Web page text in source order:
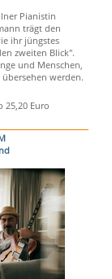
Pianistin
trägt den
ihr jüngstes
zweiten Blick".
und Menschen,
werden.
25,20 Euro